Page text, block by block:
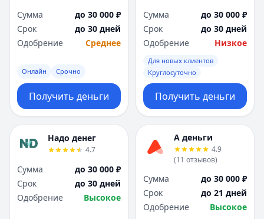
Сумма
до 30 000 ₽
Срок
до 30 дней
Одобрение
Среднее
Онлайн Срочно
Получить деньги
Сумма
до 30 000 ₽
Срок
до 30 дней
Одобрение
Низкое
Для новых клиентов
Круглосуточно
Получить деньги
Надо денег
4.7
Сумма
до 30 000 ₽
Срок
до 30 дней
Одобрение
Высокое
А деньги
4.9
(11 отзывов)
Сумма
до 30 000 ₽
Срок
до 21 дней
Одобрение
Высокое